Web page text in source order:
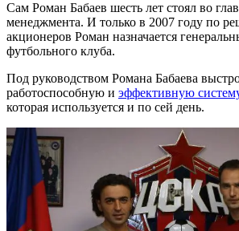
Сам Роман Бабаев шесть лет стоял во
менеджмента. И только в 2007 году по
акционеров Роман назначается
футбольного клуба.
Под руководством Романа Бабаева
работоспособную и эффективную
которая используется и по сей день.